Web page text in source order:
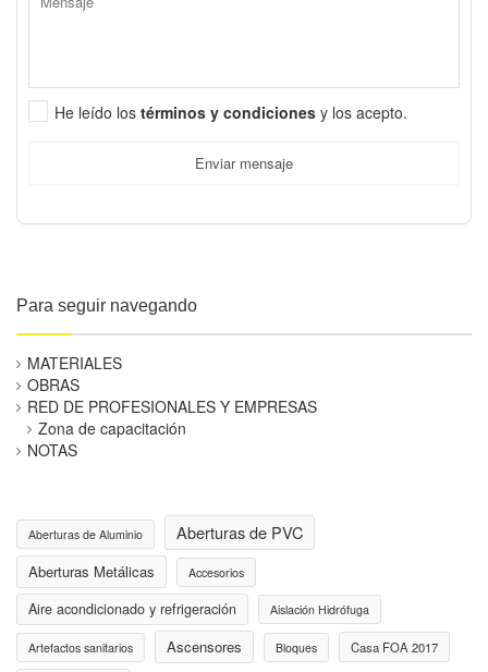
He leído los términos y condiciones y los acepto.
Enviar mensaje
Para seguir navegando
MATERIALES
OBRAS
RED DE PROFESIONALES Y EMPRESAS
Zona de capacitación
NOTAS
Aberturas de Aluminio Aberturas de PVC
Aberturas Metálicas Accesorios
Aire acondicionado y refrigeración Aislación Hidrófuga
Artefactos sanitarios Ascensores Bloques Casa FOA 2017